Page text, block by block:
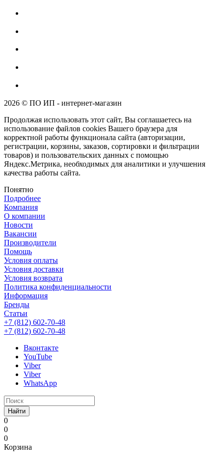
2026 © ПО ИП - интернет-магазин
Продолжая использовать этот сайт, Вы соглашаетесь на
использование файлов cookies Вашего браузера для
корректной работы функционала сайта (авторизации,
регистрации, корзины, заказов, сортировки и фильтрации
товаров) и пользовательских данных с помощью
Яндекс.Метрика, необходимых для аналитики и улучшения
качества работы сайта.
Понятно
Подробнее
Компания
О компании
Новости
Вакансии
Производители
Помощь
Условия оплаты
Условия доставки
Условия возврата
Политика конфиденциальности
Информация
Бренды
Статьи
+7 (812) 602-70-48
+7 (812) 602-70-48
Вконтакте
YouTube
Viber
Viber
WhatsApp
Найти
0
0
0
Корзина